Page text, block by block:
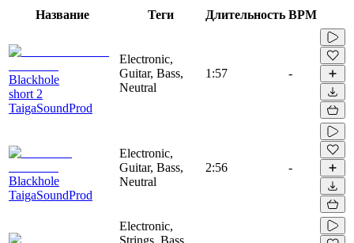
Название Теги Длительность BPM
Blackhole
short 2
TaigaSoundProd
Electronic,
Guitar, Bass,
Neutral
1:57 -
Blackhole
TaigaSoundProd
Electronic,
Guitar, Bass,
Neutral
2:56 -
Electronic,
Strings, Bass,